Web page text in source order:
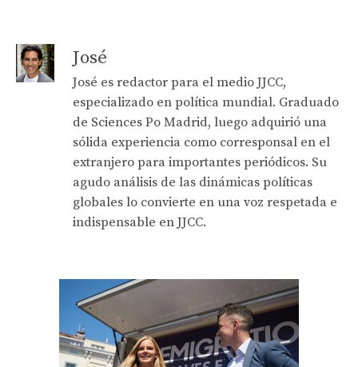
José
José es redactor para el medio JJCC,
especializado en política mundial. Graduado
de Sciences Po Madrid, luego adquirió una
sólida experiencia como corresponsal en el
extranjero para importantes periódicos. Su
agudo análisis de las dinámicas políticas
globales lo convierte en una voz respetada e
indispensable en JJCC.